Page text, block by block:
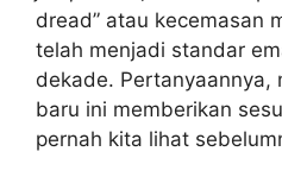
dread” atau kecemasan
telah menjadi standar
dekade. Pertanyaannya,
baru ini memberikan
pernah kita lihat